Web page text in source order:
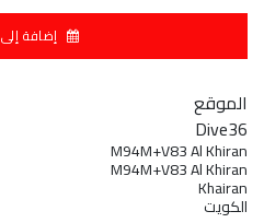
إضافة
الموقع
Dive36
M94M+V83 Al Khiran
M94M+V83 Al Khiran
Khairan
الكويت